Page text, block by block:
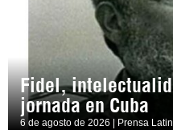
Fidel,
jornada en Cuba
6 de agosto de 2026 | Prensa